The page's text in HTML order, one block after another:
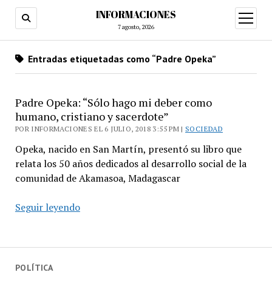
INFORMACIONES
7 agosto, 2026
abrir
menú
POLÍTICA
Entradas etiquetadas como “Padre Opeka”
Padre Opeka: “Sólo hago mi deber como
humano, cristiano y sacerdote”
POR INFORMACIONES EL 6 JULIO, 2018 3:55 PM | SOCIEDAD
Opeka, nacido en San Martín, presentó su libro que
relata los 50 años dedicados al desarrollo social de la
comunidad de Akamasoa, Madagascar
Seguir leyendoPadre
hago